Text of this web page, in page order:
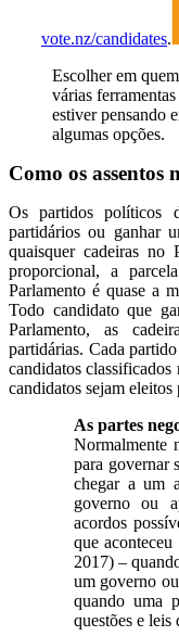
vote.nz/candidates.
Escolher em
várias
estiver pensando
algumas opções.
Como os assentos
Os partidos políticos
partidários ou ganhar
quaisquer cadeiras no
proporcional, a
Parlamento é quase a
Todo candidato que
Parlamento, as
partidárias. Cada
candidatos classificados
candidatos sejam eleitos
As partes
Normalmente
para governar
chegar a um
governo ou
acordos
que
2017) –
um governo
quando uma
questões e leis